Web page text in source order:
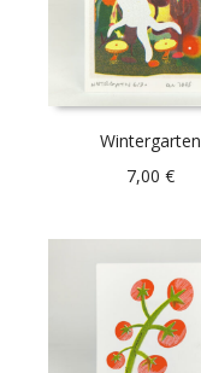
Wintergarten
7,00 €